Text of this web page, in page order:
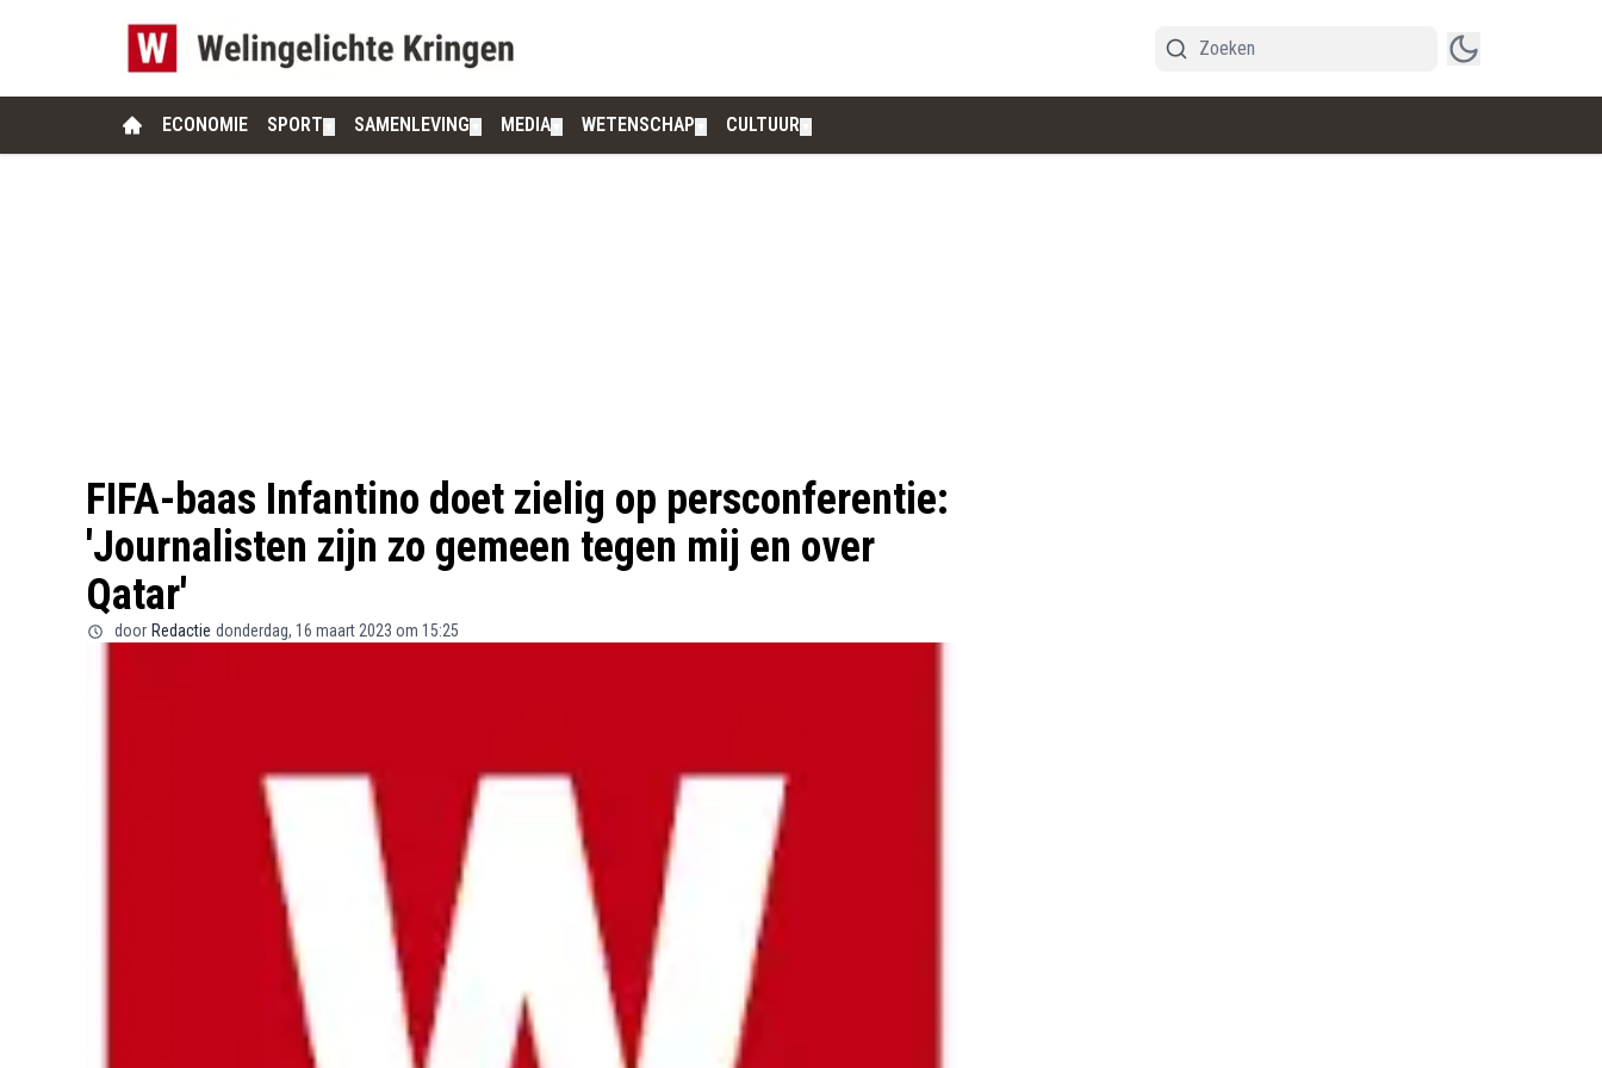
ECONOMIE SPORT SAMENLEVING MEDIA WETENSCHAP CULTUUR
FIFA-baas Infantino doet zielig op persconferentie:
'Journalisten zijn zo gemeen tegen mij en over
Qatar'
door Redactie donderdag, 16 maart 2023 om 15:25